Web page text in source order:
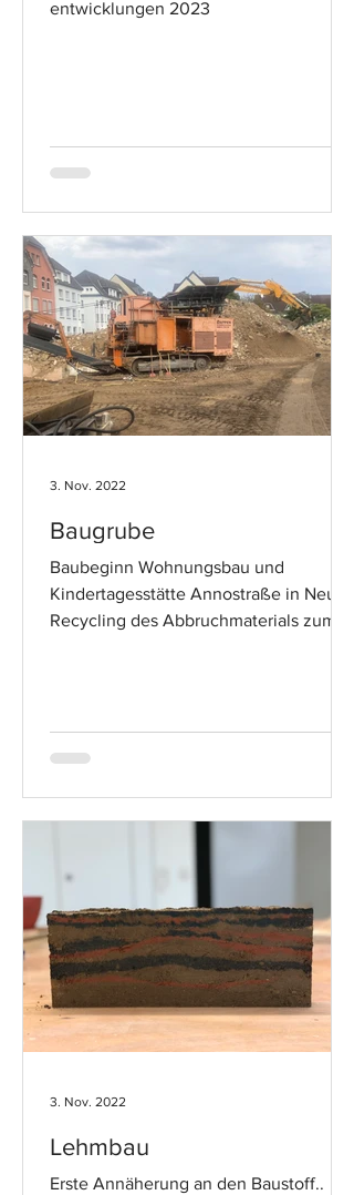
entwicklungen 2023
Baugrube
Baubeginn Wohnungsbau und
Kindertagesstätte Annostraße in Neuss
Recycling des Abbruchmaterials zum
3. Nov. 2022
Lehmbau
Erste Annäherung an den Baustoff..
3. Nov. 2022